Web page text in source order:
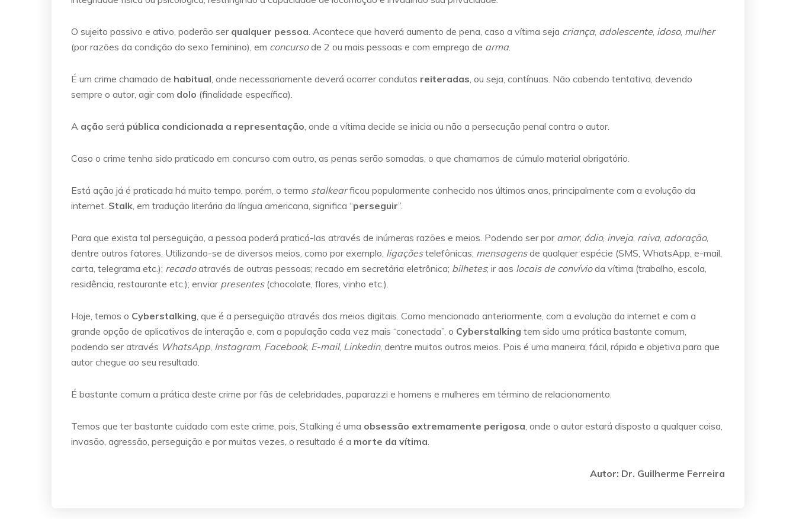
O sujeito passivo e ativo, poderão ser qualquer pessoa. Acontece que haverá aumento de pena, caso a vítima seja criança, adolescente, idoso, mulher
(por razões da condição do sexo feminino), em concursode 2 ou mais pessoas e com emprego de arma.
É um crime chamado de habitual, onde necessariamente deverá ocorrer condutas reiteradas, ou seja, contínuas. Não cabendo tentativa, devendo
sempre o autor, agir com dolo (finalidade específica).
A ação será pública condicionada a representação, onde a vítima decide se inicia ou não a persecução penal contra o autor.
Caso o crime tenha sido praticado em concurso com outro, as penas serão somadas, o que chamamos de cúmulo material obrigatório.
Está ação já é praticada há muito tempo, porém, o termo stalkearficou popularmente conhecido nos últimos anos, principalmente com a evolução da
internet. Stalk, em tradução literária da língua americana, significa “perseguir”.
Para que exista tal perseguição, a pessoa poderá praticá-las através de inúmeras razões e meios. Podendo ser por amor, ódio, inveja, raiva, adoração,
dentre outros fatores. Utilizando-se de diversos meios, como por exemplo, ligaçõestelefônicas; mensagensde qualquer espécie (SMS, WhatsApp, e-mail,
carta, telegrama etc.); recadoatravés de outras pessoas; recado em secretária eletrônica; bilhetes; ir aos locais de convívioda vítima (trabalho, escola,
residência, restaurante etc.); enviar presentes(chocolate, flores, vinho etc.).
Hoje, temos o Cyberstalking, que é a perseguição através dos meios digitais. Como mencionado anteriormente, com a evolução da internet e com a
grande opção de aplicativos de interação e, com a população cada vez mais “conectada”, o Cyberstalking tem sido uma prática bastante comum,
podendo ser através WhatsApp, Instagram, Facebook, E-mail, Linkedin, dentre muitos outros meios. Pois é uma maneira, fácil, rápida e objetiva para que
autor chegue ao seu resultado.
É bastante comum a prática deste crime por fãs de celebridades, paparazzi e homens e mulheres em término de relacionamento.
Temos que ter bastante cuidado com este crime, pois, Stalking é uma obsessão extremamente perigosa, onde o autor estará disposto a qualquer coisa,
invasão, agressão, perseguição e por muitas vezes, o resultado é a morte da vítima.
Autor: Dr. Guilherme Ferreira